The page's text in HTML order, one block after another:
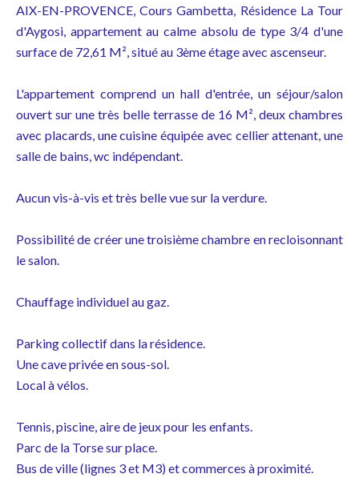
AIX-EN-PROVENCE, Cours Gambetta, Résidence La Tour
d'Aygosi, appartement au calme absolu de type 3/4 d'une
surface de 72,61 M², situé au 3ème étage avec ascenseur.
L'appartement comprend un hall d'entrée, un séjour/salon
ouvert sur une très belle terrasse de 16 M², deux chambres
avec placards, une cuisine équipée avec cellier attenant, une
salle de bains, wc indépendant.
Aucun vis-à-vis et très belle vue sur la verdure.
Possibilité de créer une troisième chambre en recloisonnant
le salon.
Chauffage individuel au gaz.
Parking collectif dans la résidence.
Une cave privée en sous-sol.
Local à vélos.
Tennis, piscine, aire de jeux pour les enfants.
Parc de la Torse sur place.
Bus de ville (lignes 3 et M3) et commerces à proximité.